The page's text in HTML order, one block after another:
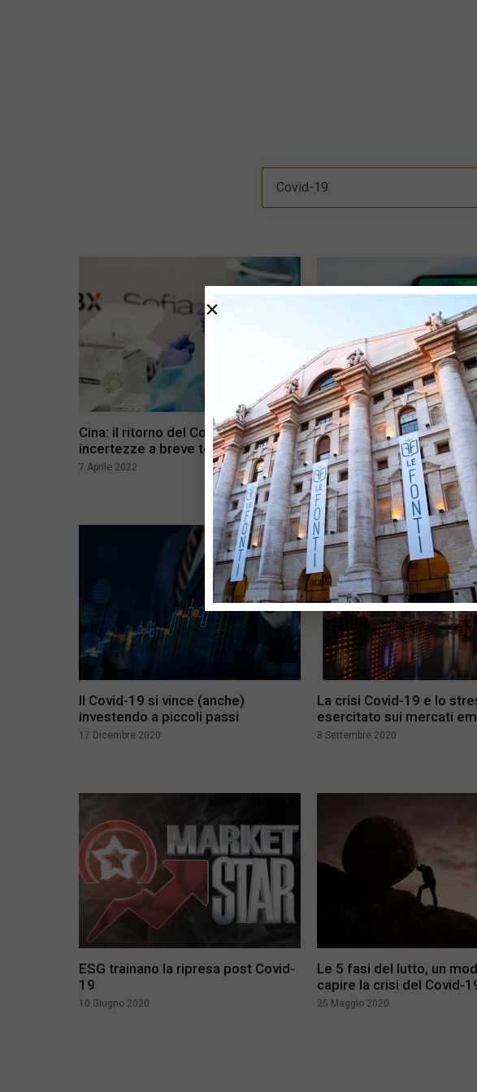
Cina: il ritorno del Covid-19 e le
incertezze a breve termine
7 Aprile 2022
Come il Covid-19 sta
disuguaglianze
17 Novembre 2021
Il Covid-19 si vince (anche)
investendo a piccoli passi
17 Dicembre 2020
La crisi Covid-19 e lo
esercitato sui mercati
8 Settembre 2020
ESG trainano la ripresa post Covid-
19
10 Giugno 2020
Le 5 fasi del lutto, un
capire la crisi del Covid-
25 Maggio 2020